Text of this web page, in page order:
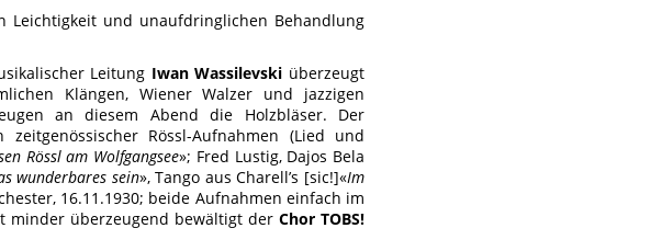
Leichtigkeit und unaufdringlichen Behandlung
Leitung Iwan Wassilevski überzeugt
Klängen, Wiener Walzer und jazzigen
an diesem Abend die Holzbläser. Der
Rössl-Aufnahmen (Lied und
Rössl am Wolfgangsee»; Fred Lustig, Dajos Bela
wunderbares sein», Tango aus Charell’s [sic!]«Im
16.11.1930; beide Aufnahmen einfach im
minder überzeugend bewältigt derChor TOBS!